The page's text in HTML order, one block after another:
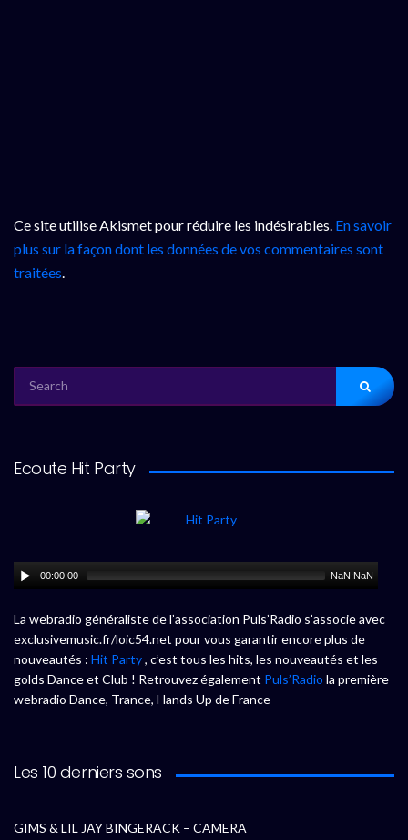
Ce site utilise Akismet pour réduire les indésirables. En savoir
plus sur la façon dont les données de vos commentaires sont
traitées.
FOR:
Ecoute Hit Party
00:00:00 NaN:NaN
La webradio généraliste de l’association Puls’Radio s’associe avec
exclusivemusic.fr/loic54.net pour vous garantir encore plus de
nouveautés : Hit Party, c’est tous les hits, les nouveautés et les
golds Dance et Club ! Retrouvez également Puls’Radio la première
webradio Dance, Trance, Hands Up de France
Les 10 derniers sons
GIMS & LIL JAY BINGERACK – CAMERA